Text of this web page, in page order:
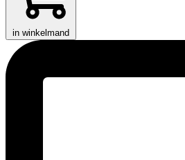
in winkelmand